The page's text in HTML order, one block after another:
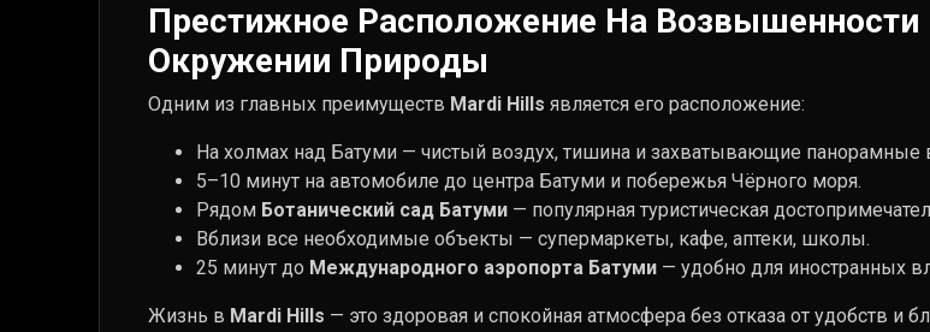
Престижное Расположение На
Окружении Природы
Одним из главных преимуществ Mardi Hills является его расположение:
На холмах над Батуми — чистый воздух, тишина и захватывающие панорамные
5–10 минут на автомобиле до центра Батуми и побережья Чёрного моря.
Рядом Ботанический сад Батуми — популярная туристическая
Вблизи все необходимые объекты — супермаркеты, кафе, аптеки, школы.
25 минут до Международного аэропорта Батуми — удобно для иностранных
Жизнь в Mardi Hills — это здоровая и спокойная атмосфера без отказа от удобств